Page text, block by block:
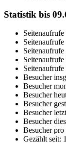
Statistik bis
Seitenaufrufe
Seitenaufrufe
Besucher
Besucher
Besucher
Besucher
Besucher
Besucher
Besucher
Gezählt seit: